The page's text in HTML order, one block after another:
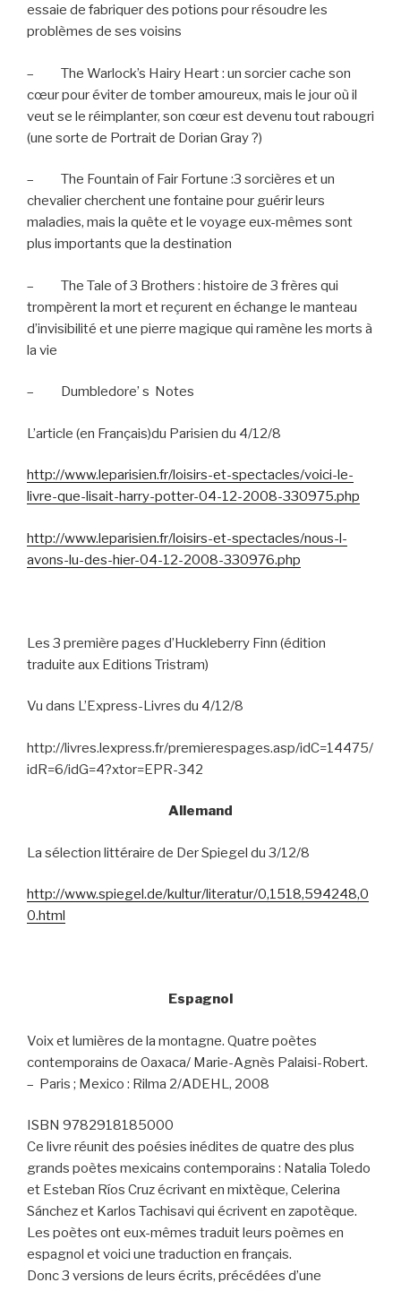
essaie de fabriquer des potions pour résoudre les
problèmes de ses voisins
–
The Warlock’s Hairy Heart : un sorcier cache son
cœur pour éviter de tomber amoureux, mais le jour où il
veut se le réimplanter, son cœur est devenu tout rabougri
(une sorte de Portrait de Dorian Gray ?)
–
The Fountain of Fair Fortune :3 sorcières et un
chevalier cherchent une fontaine pour guérir leurs
maladies, mais la quête et le voyage eux-mêmes sont
plus importants que la destination
–
The Tale of 3 Brothers : histoire de 3 frères qui
trompèrent la mort et reçurent en échange le manteau
d’invisibilité et une pierre magique qui ramène les morts à
la vie
– Dumbledore’ s Notes
L’article (en Français)du Parisien du 4/12/8
http://www.leparisien.fr/loisirs-et-spectacles/voici-le-
livre-que-lisait-harry-potter-04-12-2008-330975.php
http://www.leparisien.fr/loisirs-et-spectacles/nous-l-
avons-lu-des-hier-04-12-2008-330976.php
Les 3 première pages d’Huckleberry Finn (édition
traduite aux Editions Tristram)
Vu dans L’Express-Livres du 4/12/8
http://livres.lexpress.fr/premierespages.asp/idC=14475/
idR=6/idG=4?xtor=EPR-342
Allemand
La sélection littéraire de Der Spiegel du 3/12/8
http://www.spiegel.de/kultur/literatur/0,1518,594248,0
0.html
Espagnol
Voix et lumières de la montagne. Quatre poètes
contemporains de Oaxaca/ Marie-Agnès Palaisi-Robert.
– Paris ; Mexico : Rilma 2/ADEHL, 2008
ISBN 9782918185000
Ce livre réunit des poésies inédites de quatre des plus
grands poètes mexicains contemporains : Natalia Toledo
et Esteban Ríos Cruz écrivant en mixtèque, Celerina
Sánchez et Karlos Tachisavi qui écrivent en zapotèque.
Les poètes ont eux-mêmes traduit leurs poèmes en
espagnol et voici une traduction en français.
Donc 3 versions de leurs écrits, précédées d’une